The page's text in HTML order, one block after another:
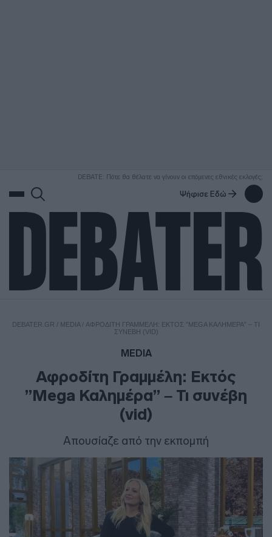
DEBATE: Πότε θα θέλατε να γίνουν οι επόμενες εθνικές εκλογές;
Ψήφισε Εδώ
DEBATER.GR / MEDIA/ ΑΦΡΟΔΊΤΗ ΓΡΑΜΜΈΛΗ: ΕΚΤΌΣ ”MEGA ΚΑΛΗΜΈΡΑ” – ΤΙ
ΣΥΝΈΒΗ (VID)
MEDIA
Αφροδίτη Γραμμέλη: Εκτός
”Mega Καλημέρα” – Τι συνέβη
(vid)
Απουσίαζε από την εκπομπή